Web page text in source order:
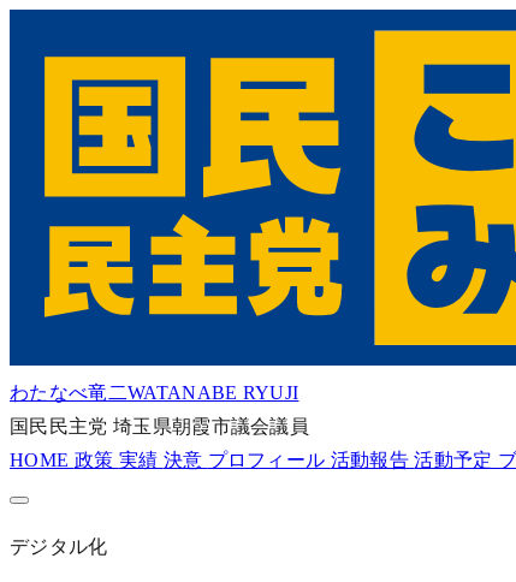
わたなべ竜二WATANABE RYUJI
国民民主党 埼玉県朝霞市議会議員
HOME 政策 実績 決意 プロフィール 活動報告活動予定
デジタル化